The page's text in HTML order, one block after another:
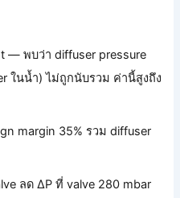
— พบว่า diffuser pressure
ในน้ำ) ไม่ถูกนับรวม ค่านี้สูงถึง
margin 35% รวม diffuser
ลด ΔP ที่ valve 280 mbar